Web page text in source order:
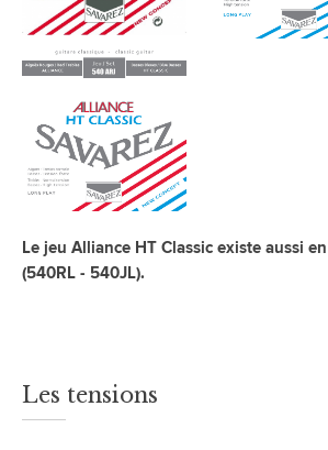
Le jeu Alliance HT Classic existe aussi
(540RL - 540JL).
Les tensions